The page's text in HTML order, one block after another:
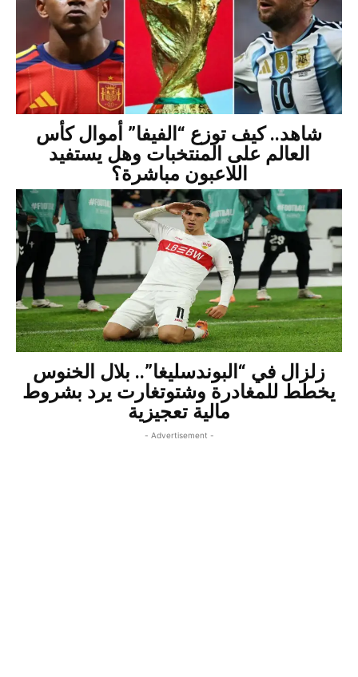
شاهد.. كيف توزع “الفيفا” أموال كأس
العالم على المنتخبات وهل يستفيد
اللاعبون مباشرة؟
زلزال في “البوندسليغا”.. بلال الخنوس
يخطط للمغادرة وشتوتغارت يرد بشروط
مالية تعجيزية
- Advertisement -